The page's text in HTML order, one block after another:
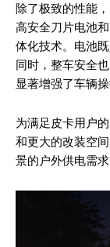
除了极致的性能
高安全刀片电池
体化技术。电池
同时，整车安全
显著增强了车辆
为满足皮卡用户
和更大的改装空
景的户外供电需